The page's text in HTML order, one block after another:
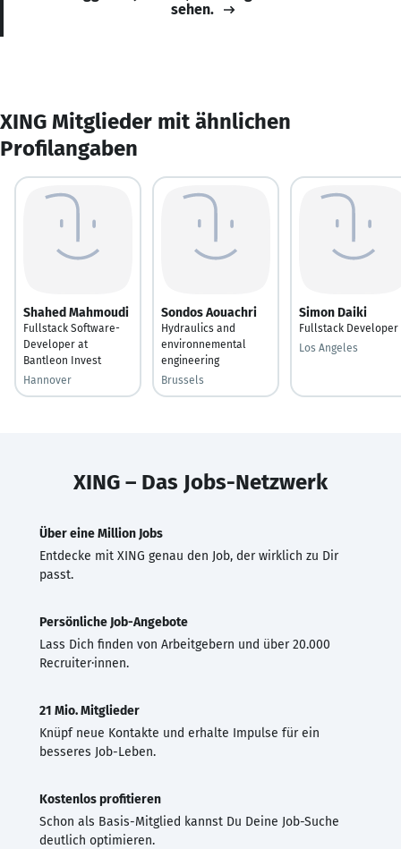
sehen.
XING Mitglieder mit ähnlichen
Profilangaben
Shahed Mahmoudi
Fullstack Software-
Developer at
Bantleon Invest
Hannover
Sondos Aouachri
Hydraulics and
environnemental
engineering
Brussels
Simon Daiki
Fullstack Developer
Los Angeles
XING – Das Jobs-Netzwerk
Über eine Million Jobs
Entdecke mit XING genau den Job, der wirklich zu Dir
passt.
Persönliche Job-Angebote
Lass Dich finden von Arbeitgebern und über 20.000
Recruiter·innen.
21 Mio. Mitglieder
Knüpf neue Kontakte und erhalte Impulse für ein
besseres Job-Leben.
Kostenlos profitieren
Schon als Basis-Mitglied kannst Du Deine Job-Suche
deutlich optimieren.